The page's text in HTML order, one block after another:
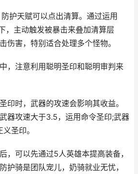
护天赋可以点出清算。通过运用
，主动触发被暴击来叠加清算层
伤害，特别适合处理多个怪物。
，注意利用聪明圣印和聪明审判来
印时，武器的攻速会影响其收益。
器攻速大于3.5，运用命令圣印;武器
圣印。
，可以先通过5人英雄本提高装备，
护骑是团队宠儿，奶骑就业无忧，